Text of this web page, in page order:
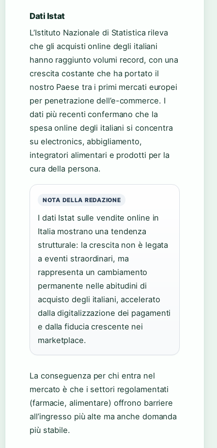
Dati Istat
L’Istituto Nazionale di Statistica rileva
che gli acquisti online degli italiani
hanno raggiunto volumi record, con una
crescita costante che ha portato il
nostro Paese tra i primi mercati europei
per penetrazione dell’e-commerce. I
dati più recenti confermano che la
spesa online degli italiani si concentra
su electronics, abbigliamento,
integratori alimentari e prodotti per la
cura della persona.
NOTA DELLA REDAZIONE
I dati Istat sulle vendite online in
Italia mostrano una tendenza
strutturale: la crescita non è legata
a eventi straordinari, ma
rappresenta un cambiamento
permanente nelle abitudini di
acquisto degli italiani, accelerato
dalla digitalizzazione dei pagamenti
e dalla fiducia crescente nei
marketplace.
La conseguenza per chi entra nel
mercato è che i settori regolamentati
(farmacie, alimentare) offrono barriere
all’ingresso più alte ma anche domanda
più stabile.